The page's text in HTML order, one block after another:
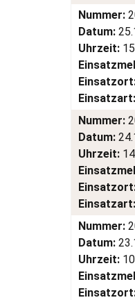
Nummer:
Datum:
Uhrzeit:
Einsatzart:
Nummer:
Datum:
Uhrzeit:
Einsatzart:
Nummer:
Datum:
Uhrzeit: